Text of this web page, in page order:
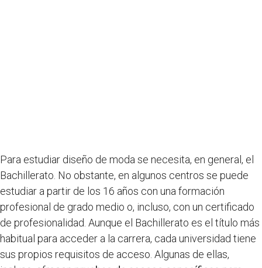
Para estudiar diseño de moda se necesita, en general, el
Bachillerato. No obstante, en algunos centros se puede
estudiar a partir de los 16 años con una formación
profesional de grado medio o, incluso, con un certificado
de profesionalidad. Aunque el Bachillerato es el título más
habitual para acceder a la carrera, cada universidad tiene
sus propios requisitos de acceso. Algunas de ellas,